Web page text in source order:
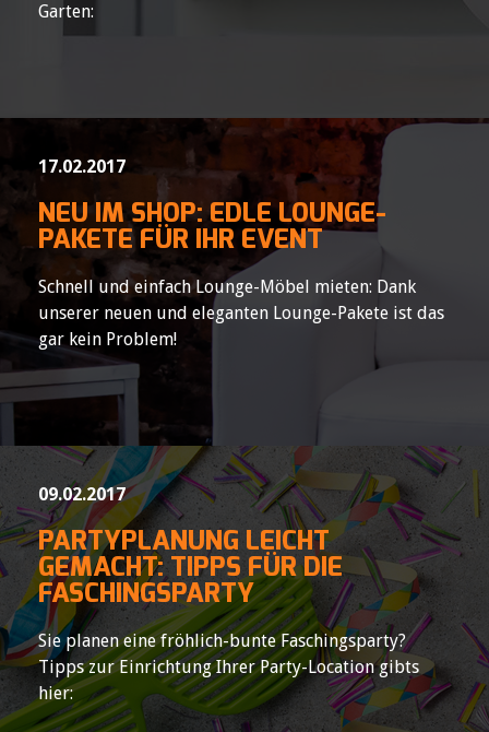
Garten:
17.02.2017
NEU IM SHOP: EDLE LOUNGE-
PAKETE FÜR IHR EVENT
Schnell und einfach Lounge-Möbel mieten: Dank
unserer neuen und eleganten Lounge-Pakete ist das
gar kein Problem!
09.02.2017
PARTYPLANUNG LEICHT
GEMACHT: TIPPS FÜR DIE
FASCHINGSPARTY
Sie planen eine fröhlich-bunte Faschingsparty?
Tipps zur Einrichtung Ihrer Party-Location gibts
hier: